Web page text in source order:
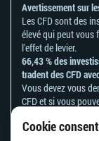
Cookie consent
Avertissement sur
Les CFD sont des
élevé qui peut vous
l'effet de levier.
66,43 % des
tradent des CFD
Vous devez vous
CFD et si vous
Veuillez vous référer